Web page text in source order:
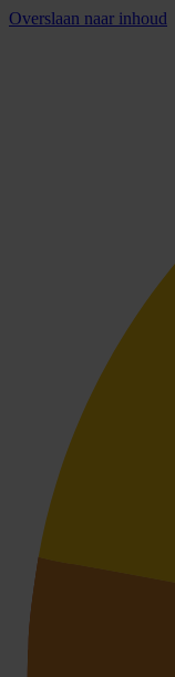
Overslaan naar inhoud